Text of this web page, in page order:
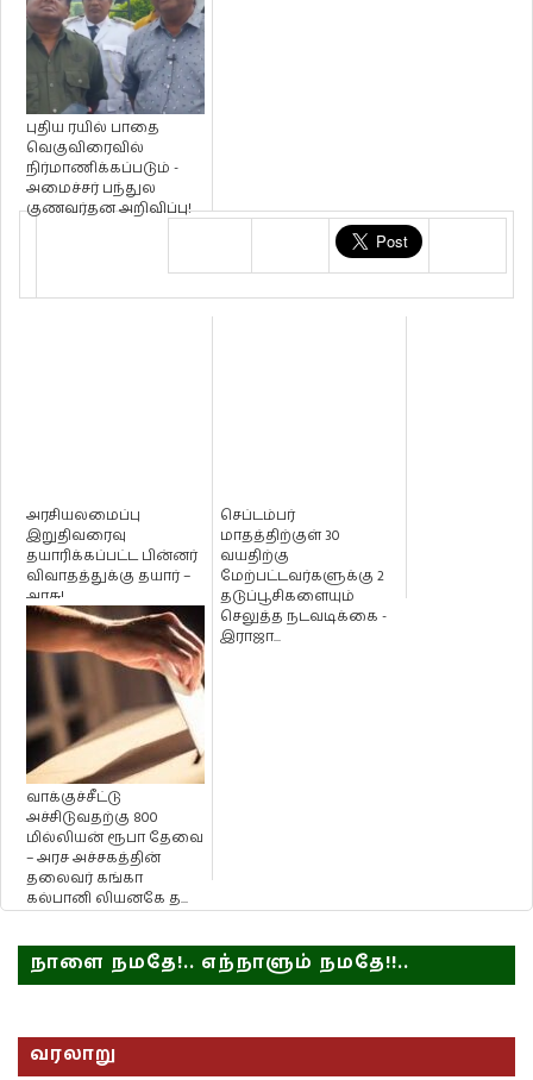
புதிய ரயில் பாதை
வெகுவிரைவில்
நிர்மாணிக்கப்படும் -
அமைச்சர் பந்துல
குணவர்தன அறிவிப்பு!
அரசியலமைப்பு
இறுதிவரைவு
தயாரிக்கப்பட்ட பின்னர்
விவாதத்துக்கு தயார் –
அரசு!
செப்டம்பர்
மாதத்திற்குள் 30
வயதிற்கு
மேற்பட்டவர்களுக்கு 2
தடுப்பூசிகளையும்
செலுத்த நடவடிக்கை -
இராஜா...
வாக்குச்சீட்டு
அச்சிடுவதற்கு 800
மில்லியன் ரூபா தேவை
– அரச அச்சகத்தின்
தலைவர் கங்கா
கல்பானி லியனகே த...
நாளை நமதே!.. எந்நாளும் நமதே!!..
வரலாறு